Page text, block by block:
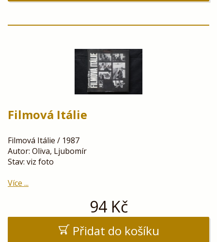
Filmová Itálie
Filmová Itálie / 1987
Autor: Oliva, Ljubomír
Stav: viz foto
Více ...
94Kč
Přidat do košíku